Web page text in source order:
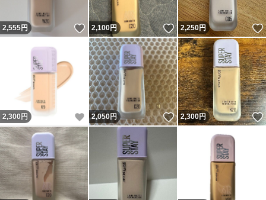
2,555円 いいね！
2,100円 いいね！
2,250円
2,300 円 いいね！
2,050円 いいね！
2,300円